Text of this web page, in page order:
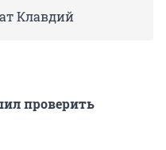
Клавдий
проверить